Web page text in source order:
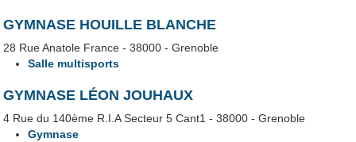
GYMNASE HOUILLE BLANCHE
28 Rue Anatole France - 38000 - Grenoble
Salle multisports
GYMNASE LÉON JOUHAUX
4 Rue du 140ème R.I.A Secteur 5 Cant1 - 38000 - Grenoble
Gymnase